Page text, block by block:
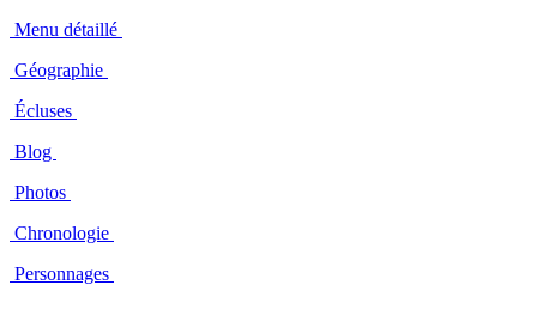
Menu détaillé
Géographie
Écluses
Blog
Photos
Chronologie
Personnages